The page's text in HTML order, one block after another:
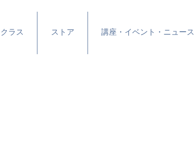
ラス ストア 講座・イベント・ニュース